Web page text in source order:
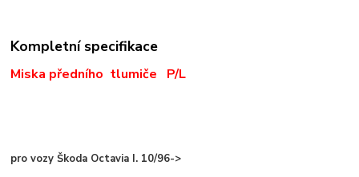
Kompletní specifikace
Miska předního tlumiče P/L
pro vozy Škoda Octavia I. 10/96->